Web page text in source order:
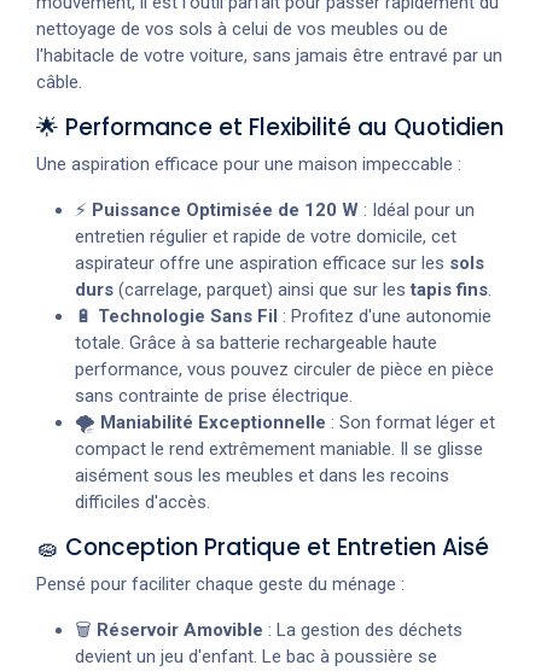
nettoyage de vos sols à celui de vos meubles ou de
l'habitacle de votre voiture, sans jamais être entravé par un
câble.
🌟 Performance et Flexibilité au Quotidien
Une aspiration efficace pour une maison impeccable :
⚡ Puissance Optimisée de 120 W : Idéal pour un
entretien régulier et rapide de votre domicile, cet
aspirateur offre une aspiration efficace sur les sols
durs (carrelage, parquet) ainsi que sur lestapis fins.
🔋 Technologie Sans Fil : Profitez d'une autonomie
totale. Grâce à sa batterie rechargeable haute
performance, vous pouvez circuler de pièce en pièce
sans contrainte de prise électrique.
🌪️ Maniabilité Exceptionnelle : Son format léger et
compact le rend extrêmement maniable. Il se glisse
aisément sous les meubles et dans les recoins
difficiles d'accès.
🧽 Conception Pratique et Entretien Aisé
Pensé pour faciliter chaque geste du ménage :
🗑️ Réservoir Amovible : La gestion des déchets
devient un jeu d'enfant. Le bac à poussière se